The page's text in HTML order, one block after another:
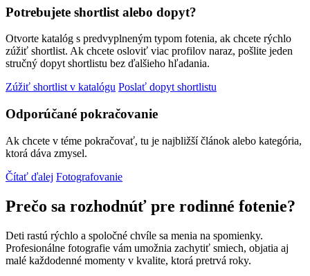
Potrebujete shortlist alebo dopyt?
Otvorte katalóg s predvyplneným typom fotenia, ak chcete rýchlo
zúžiť shortlist. Ak chcete osloviť viac profilov naraz, pošlite jeden
stručný dopyt shortlistu bez ďalšieho hľadania.
Zúžiť shortlist v katalógu Poslať dopyt shortlistu
Odporúčané pokračovanie
Ak chcete v téme pokračovať, tu je najbližší článok alebo kategória,
ktorá dáva zmysel.
Čítať ďalej Fotografovanie
Prečo sa rozhodnúť pre rodinné fotenie?
Deti rastú rýchlo a spoločné chvíle sa menia na spomienky.
Profesionálne fotografie vám umožnia zachytiť smiech, objatia aj
malé každodenné momenty v kvalite, ktorá pretrvá roky.